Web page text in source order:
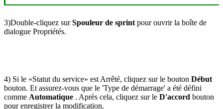
3)Double-cliquez surSpouleur de sprint pour ouvrir la boîte de
dialogue Propriétés.
4) Si le «Statut du service» est Arrêté, cliquez sur le bouton Début
bouton. Et assurez-vous que le 'Type de démarrage' a été défini
comme Automatique . Après cela, cliquez sur le D'accord bouton
pour enregistrer la modification.